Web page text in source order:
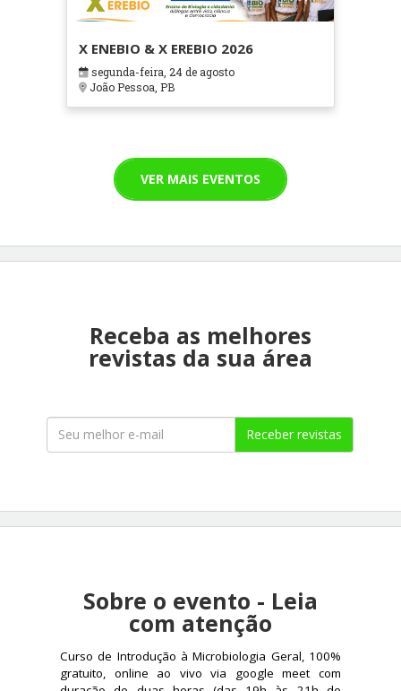
X ENEBIO & X EREBIO 2026
segunda-feira, 24 de agosto
João Pessoa, PB
VER MAIS EVENTOS
Receba as melhores
revistas da sua área
Receber revistas
Sobre o evento - Leia
com atenção
Curso de Introdução à Microbiologia Geral, 100%
gratuito, online ao vivo via google meet com